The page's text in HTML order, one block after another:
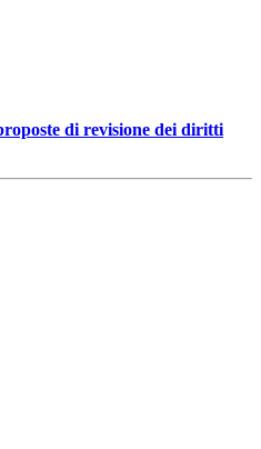
di revisione dei diritti